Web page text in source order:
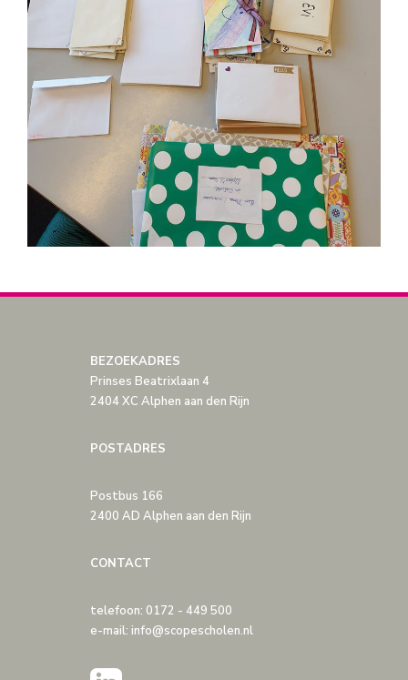
BEZOEKADRES
Prinses Beatrixlaan 4
2404 XC Alphen aan den Rijn
POSTADRES
Postbus 166
2400 AD Alphen aan den Rijn
CONTACT
telefoon: 0172 - 449 500
e-mail: info@scopescholen.nl